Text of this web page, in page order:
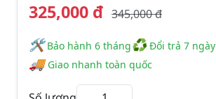
325,000 đ 345,000 đ
🛠️️ Bảo hành 6 tháng♻Đổi trả 7 ngày
🚚Giao nhanh toàn quốc